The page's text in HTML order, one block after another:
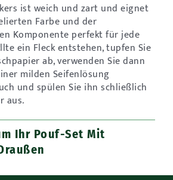
ist weich und zart und eignet
Farbe und der
Komponente perfekt für jede
ein Fleck entstehen, tupfen Sie
ab, verwenden Sie dann
milden Seifenlösung
und spülen Sie ihn schließlich
aus.
Ihr Pouf-Set Mit